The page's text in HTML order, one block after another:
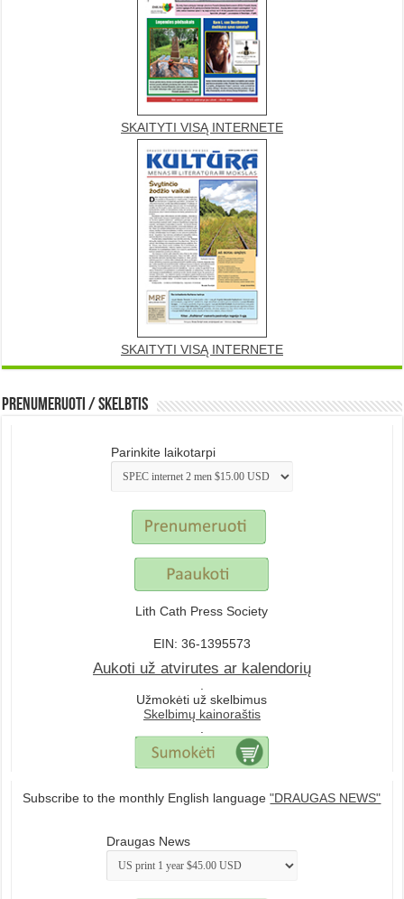
SKAITYTI VISĄ INTERNETE
SKAITYTI VISĄ INTERNETE
Prenumeruoti / Skelbtis
Parinkite laikotarpi
Lith Cath Press Society
EIN: 36-1395573
Aukoti už atvirutes ar kalendorių
.
Užmokėti už skelbimus
Skelbimų kainoraštis
.
Subscribe to the monthly English language"DRAUGAS NEWS"
Draugas News